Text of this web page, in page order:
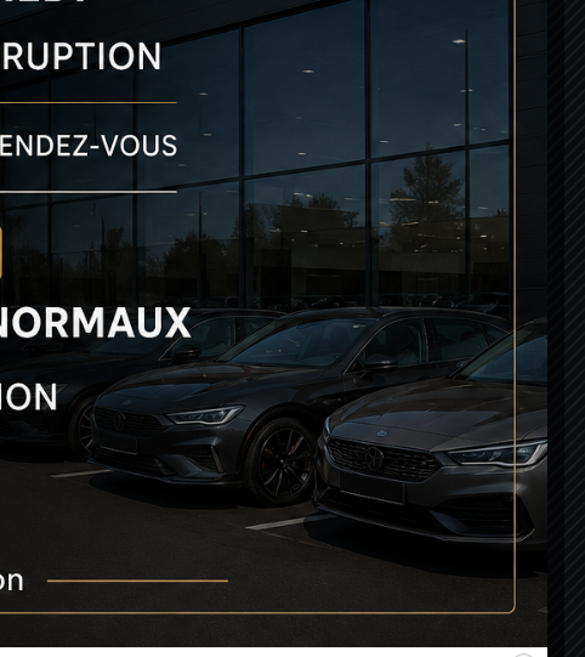
VENEZ NOUS RENCONTRER
HORAIRES
Lun-Sam: 9h00 - 18h00
achat voiture occasion Bordeaux